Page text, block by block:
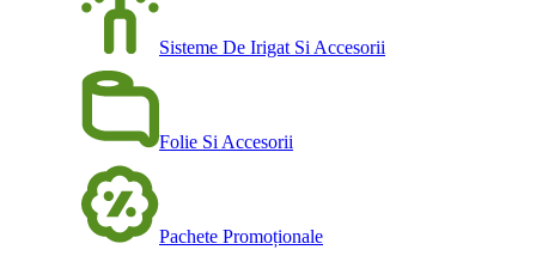
Sisteme De Irigat Si Accesorii
Folie Si Accesorii
Pachete Promoționale